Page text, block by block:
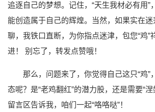
追逐自己的梦想。记住，“天生我材必有用”
能创造属于自己的辉煌。当然，如果实在
聊，我铁口直断，为你指点迷津，包您“鸡”
进！ 别忘了，转发点赞哦！
那么，问题来了，你觉得自己这只“鸡”
态呢？是“老鸡翻红”的潜力股，还是需要“涅
留言区告诉我，咱们一起“咯咯哒”！